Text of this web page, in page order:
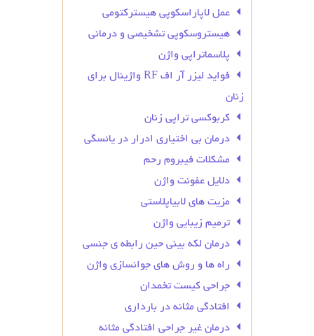
عمل لاپاراسکوپی هیسترکتومی
هیستروسکوپی تشخیصی و درمانی
پلاسماتراپی واژن
فواید لیزر آر اف RF واژینال برای
زنان
کربوکسی تراپی زنان
درمان بی‌ اختیاری ادرار در یائسگی
مشکلات فیبروم رحم
دلایل عفونت واژن
مزیت های لابیاپلاستی
ترمیم زیبایی واژن
درمان لکه بینی حین رابطه ی جنسی
راه ها و روش های جوانسازی واژن
جراحی کیست تخمدان
افتادگی مثانه در بارداری
درمان غیر جراحی افتادگی مثانه